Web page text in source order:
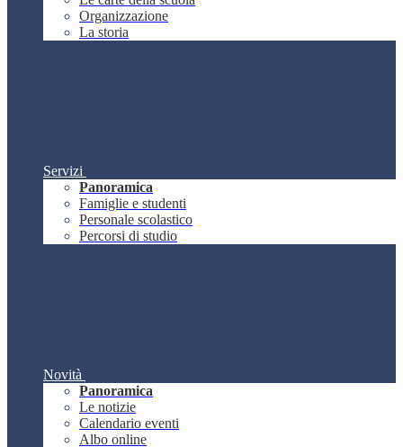
Organizzazione
La storia
Servizi
Panoramica
Famiglie e studenti
Personale scolastico
Percorsi di studio
Novità
Panoramica
Le notizie
Calendario eventi
Albo online